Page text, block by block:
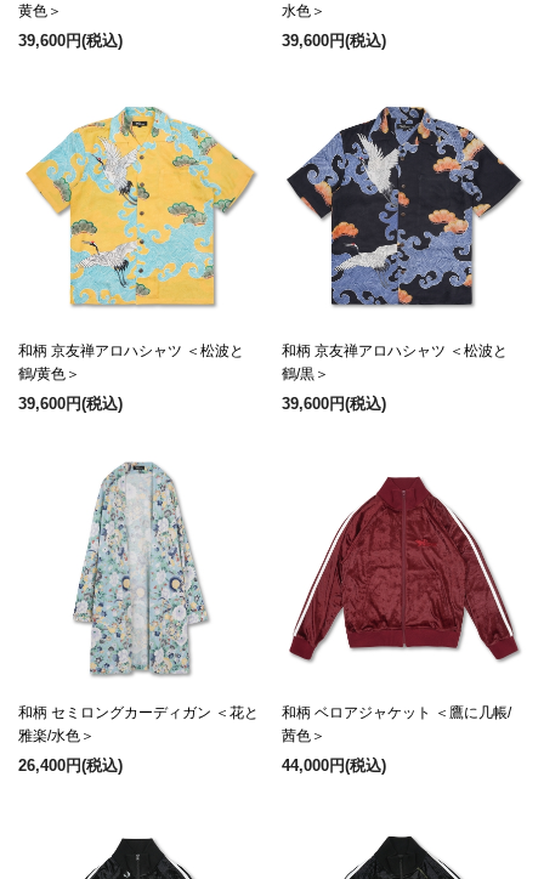
黄色＞
39,600円(税込)
水色＞
39,600円(税込)
和柄 京友禅アロハシャツ ＜松波と
鶴/黄色＞
39,600円(税込)
和柄 京友禅アロハシャツ ＜松波と
鶴/黒＞
39,600円(税込)
和柄 セミロングカーディガン ＜花と
雅楽/水色＞
26,400円(税込)
和柄 ベロアジャケット ＜鷹に几帳/
茜色＞
44,000円(税込)